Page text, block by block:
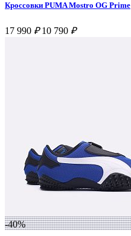
Кроссовки PUMA Mostro OG Prime
17 990 ₽ 10 790 ₽
-40%